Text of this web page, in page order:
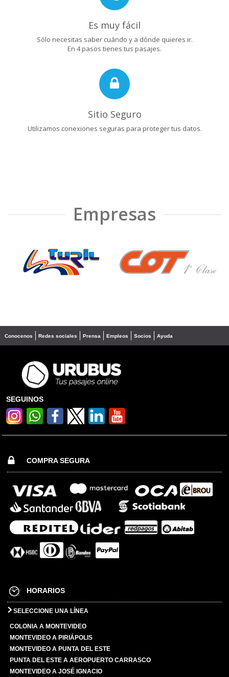
Es muy fácil
Sólo necesitas saber cuándo y a dónde quieres ir.
En 4 pasos tienes tus pasajes.
Sitio Seguro
Utilizamos conexiones seguras para proteger tus datos.
Empresas
❮ ❯
Conocenos Redes sociales Prensa Empleos Socios Ayuda
SEGUINOS
COMPRA SEGURA
HORARIOS
SELECCIONE UNA LÍNEA
COLONIA A MONTEVIDEO
MONTEVIDEO A PIRIÁPOLIS
MONTEVIDEO A PUNTA DEL ESTE
PUNTA DEL ESTE A AEROPUERTO CARRASCO
MONTEVIDEO A JOSÉ IGNACIO